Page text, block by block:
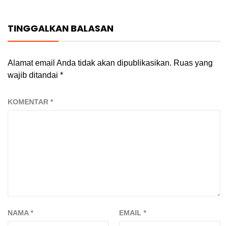
TINGGALKAN BALASAN
Alamat email Anda tidak akan dipublikasikan. Ruas yang
wajib ditandai *
KOMENTAR *
NAMA* EMAIL *